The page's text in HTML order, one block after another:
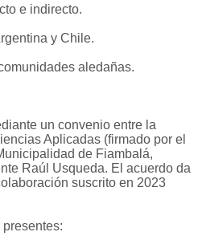
e indirecto.
y Chile.
aledañas.
un convenio entre la
Aplicadas (firmado por el
de Fiambalá,
Raúl Usqueda. El acuerdo da
suscrito en 2023